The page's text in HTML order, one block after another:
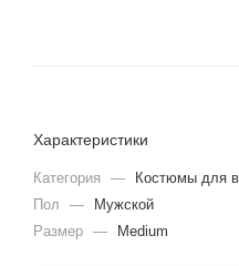
Характеристики
Категория —
Костюмы для
Пол
—
Мужской
Размер — Medium